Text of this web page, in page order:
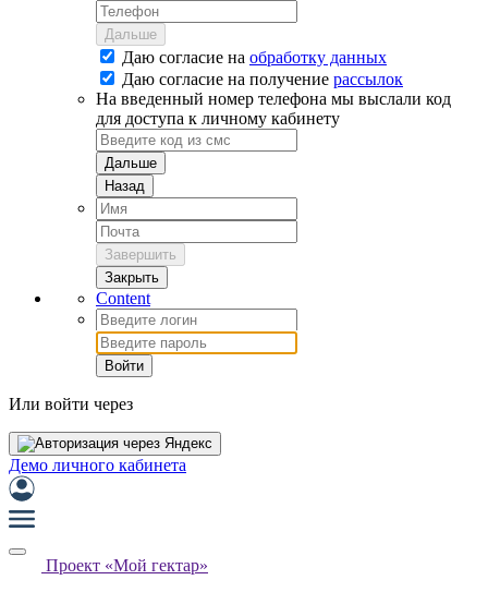
Дальше
Даю согласие на обработку данных
Даю согласие на получение рассылок
На введенный номер телефона мы выслали код
для доступа к личному кабинету
Дальше
Назад
Завершить
Закрыть
Content
Войти
Или войти через
Демо личного кабинета
Проект «Мой гектар»